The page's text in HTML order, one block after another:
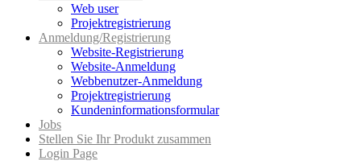
Web user
Projektregistrierung
Anmeldung/Registrierung
Website-Registrierung
Website-Anmeldung
Webbenutzer-Anmeldung
Projektregistrierung
Kundeninformationsformular
Jobs
Stellen Sie Ihr Produkt zusammen
Login Page